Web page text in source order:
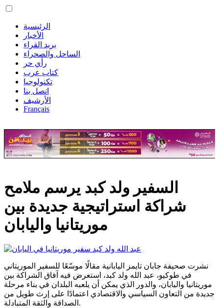
الرئيسية
الأخبار
بريد القراء
الساحل والصحراء
رأي حر
كتاب عرب
تكنولوجيا
اتصل بنا
الأرشيف
Français
السفير ولد كبد يرسم ملامح
شراكة استراتيجية جديدة بين
موريتانيا واليابان
نشرت صحيفة جابان تايمز اليابانية مقالًا موسّعًا للسفير الموريتاني
في طوكيو، عبد الله ولد كبد، استعرض فيه آفاق الشراكة بين
موريتانيا واليابان، والدور الذي يمكن أن يلعبه البلدان في بناء مرحلة
جديدة من التعاون السياسي والاقتصادي اعتمادًا على إرث طويل من
الصداقة والثقة المتبادلة.